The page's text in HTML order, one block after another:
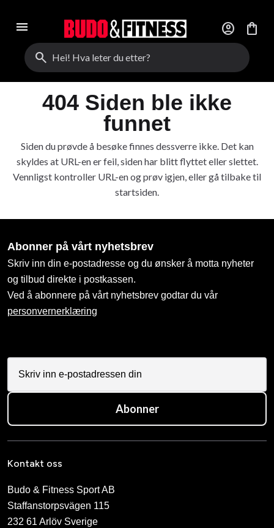
menu account_circle
shopping_bag
search
404 Siden ble ikke
funnet
Siden du prøvde å besøke finnes dessverre ikke. Det kan
skyldes at URL-en er feil, siden har blitt flyttet eller slettet.
Vennligst kontroller URL-en og prøv igjen, eller gå tilbake til
startsiden.
Abonner på vårt nyhetsbrev
Skriv inn din e-postadresse og du ønsker å motta nyheter
og tilbud direkte i postkassen.
Ved å abonnere på vårt nyhetsbrev godtar du vår
personvernerklæring
Abonner
Kontakt oss
Budo & Fitness Sport AB
Staffanstorpsvägen 115
232 61 Arlöv Sverige